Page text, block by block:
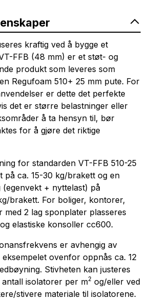
kraftig ved å bygge et
FFB (48 mm) er et støt- og
produkt som leveres som
Regufoam 510+ 25 mm pute. For
er dette det perfekte
det er større belastninger eller
å ta hensyn til, bør
for å gjøre det riktige
for standarden VT-FFB 510-25
på ca. 15-30 kg/brakett og en
(egenvekt + nyttelast) på
brakett. For boliger, kontorer,
med 2 lag sponplater plasseres
elastiske konsoller cc600.
er avhengig av
eksempelet ovenfor oppnås ca. 12
Stivheten kan justeres
antall isolatorer per m2 og/eller ved
stivere materiale til isolatorene.